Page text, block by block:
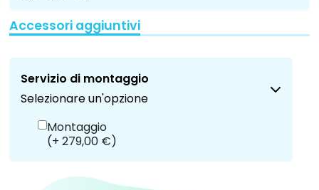
Accessori aggiuntivi
Servizio di montaggio
Selezionare un'opzione
Montaggio
(+ 279,00 €)